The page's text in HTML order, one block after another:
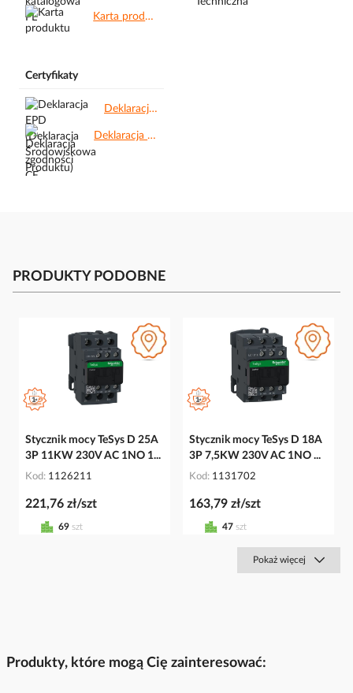
Karta produktu.pdf
Certyfikaty
Deklaracja EPD (Deklaracja Środowiskowa Produktu).pdf
Deklaracja zgodności CE.pdf
PRODUKTY PODOBNE
Stycznik mocy TeSys D 25A
3P 11KW 230V AC 1NO 1...
Kod 1126211
221,76 zł/szt
69 szt
Stycznik mocy TeSys D 18A
3P 7,5KW 230V AC 1NO ...
Kod 1131702
163,79 zł/szt
47 szt
Pokaż więcej
Produkty, które mogą Cię zainteresować: